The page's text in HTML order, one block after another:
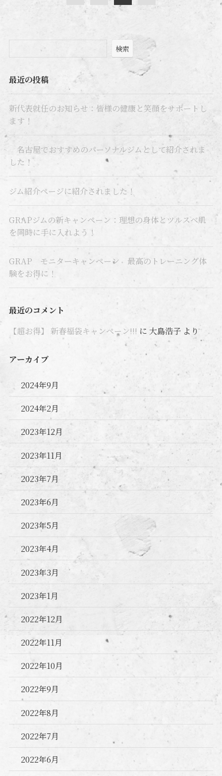
検索
最近の投稿
新代表就任のお知らせ：皆様の健康と笑顔をサポートし
ます！
名古屋でおすすめのパーソナルジムとして紹介されま
した！
ジム紹介ページに紹介されました！
GRAPジムの新キャンペーン：理想の身体とツルスベ肌
を同時に手に入れよう！
GRAP モニターキャンペーン 最高のトレーニング体
験をお得に！
最近のコメント
【超お得】 新春福袋キャンペーン!!! に 大島浩子より
アーカイブ
2024年9月
2024年2月
2023年12月
2023年11月
2023年7月
2023年6月
2023年5月
2023年4月
2023年3月
2023年1月
2022年12月
2022年11月
2022年10月
2022年9月
2022年8月
2022年7月
2022年6月